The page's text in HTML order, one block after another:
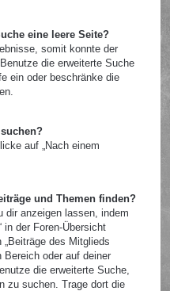
eine leere Seite?
somit konnte der
die erweiterte Suche
ein oder beschränke die
auf „Nach einem
und Themen finden?
dir anzeigen lassen, indem
in der Foren-Übersicht
des Mitglieds
Bereich oder auf deiner
die erweiterte Suche,
zu suchen. Trage dort die